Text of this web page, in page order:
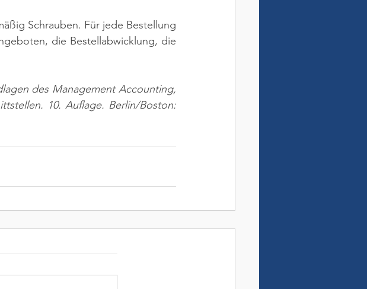
Schrauben. Für jede Bestellung
die Bestellabwicklung, die
des Management Accounting,
10. Auflage. Berlin/Boston: